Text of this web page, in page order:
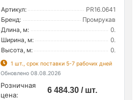
Артикул:
PR16.0641
Бренд:
Промрукав
Длина, м:
0.
Ширина, м:
0.
Высота, м:
0.
1 шт., срок поставки 5-7 рабочих дней
Обновлено 08.08.2026
Розничная
цена:
6 484.30 / шт.